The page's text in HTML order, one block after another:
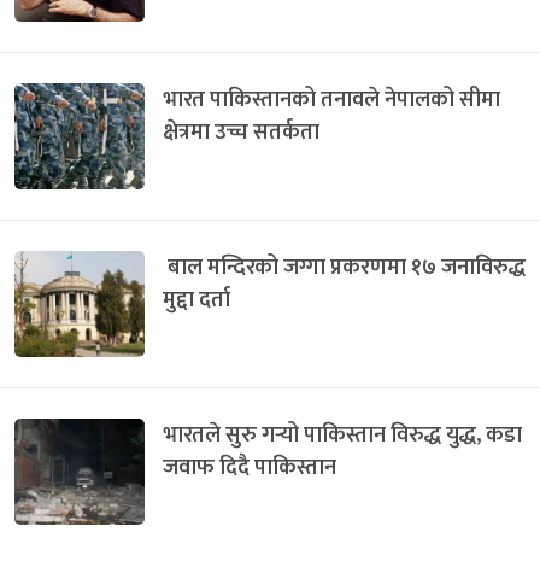
भारत पाकिस्तानको तनावले नेपालको सीमा
क्षेत्रमा उच्च सतर्कता
बाल मन्दिरको जग्गा प्रकरणमा १७ जनाविरुद्ध
मुद्दा दर्ता
भारतले सुरु गर्‍यो पाकिस्तान विरुद्ध युद्ध, कडा
जवाफ दिदै पाकिस्तान